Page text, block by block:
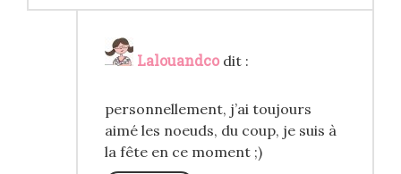
Lalouandco dit :
personnellement, j’ai toujours
aimé les noeuds, du coup, je suis à
la fête en ce moment ;)